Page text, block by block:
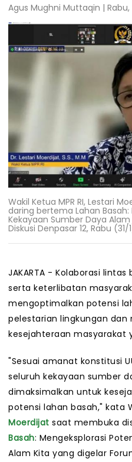
Agus Mughni Muttaqin | Rabu,
Wakil Ketua MPR RI, Lestari
daring bertema Lahan Basah:
Kekayaan Sumber Daya
Diskusi Denpasar 12, Rabu
JAKARTA - Kolaborasi
serta keterlibatan
mengoptimalkan potensi
pelestarian lingkungan dan
kesejahteraan masyarakat
"Sesuai amanat konstitusi
seluruh kekayaan sumber
dimaksimalkan untuk
potensi lahan basah," kata
Moerdijat saat membuka
Basah: Mengeksplorasi
Alam Kita yang digelar